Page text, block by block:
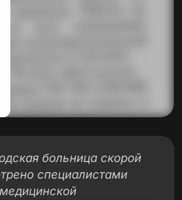
больница скорой
специалистами